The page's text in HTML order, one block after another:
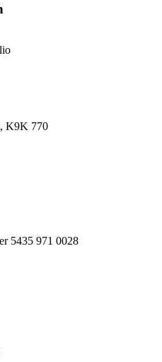
K9K 770
5435 971 0028